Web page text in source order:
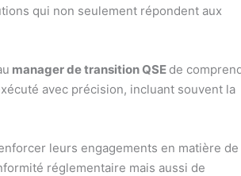
qui non seulement répondent aux
manager de transition QSE de
avec précision, incluant souvent la
leurs engagements en matière de
réglementaire mais aussi de